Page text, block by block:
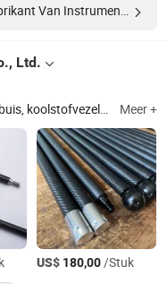
Ltd.
koolstofvezel pijlen, floorball stick, vissershengel, vlaggenmast Meer +
US$ 180,00/Stuk